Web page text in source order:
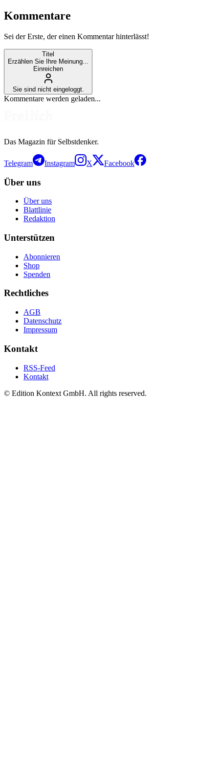
Kommentare
Sei der Erste, der einen Kommentar hinterlässt!
Titel
Erzählen Sie Ihre Meinung...
Einreichen
Sie sind nicht eingeloggt.
Kommentare werden geladen...
Das Magazin für Selbstdenker.
Telegram Instagram X Facebook
Über uns
Über uns
Blattlinie
Redaktion
Unterstützen
Abonnieren
Shop
Spenden
Rechtliches
AGB
Datenschutz
Impressum
Kontakt
RSS-Feed
Kontakt
© Edition Kontext GmbH. All rights reserved.